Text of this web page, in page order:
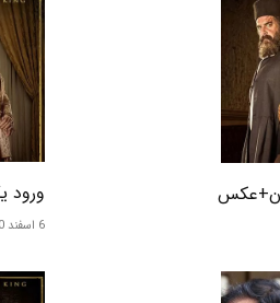
ورود
6 اسفند 1400